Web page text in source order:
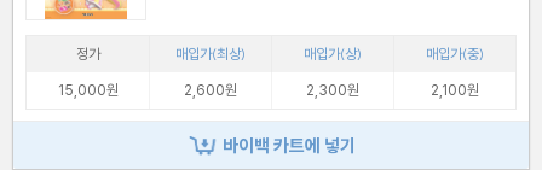
정가 매입가(최상) 매입가(상)
매입가(중)
15,000원
2,600원 2,300원 2,100원
바이백 카트에 넣기